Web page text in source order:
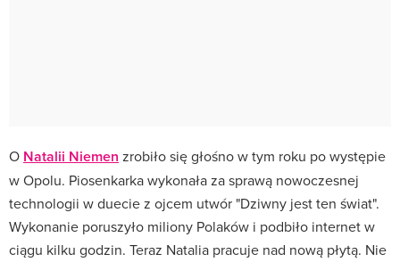
O Natalii Niemen zrobiło się głośno w tym roku po występie
w Opolu. Piosenkarka wykonała za sprawą nowoczesnej
technologii w duecie z ojcem utwór "Dziwny jest ten świat".
Wykonanie poruszyło miliony Polaków i podbiło internet w
ciągu kilku godzin. Teraz Natalia pracuje nad nową płytą. Nie